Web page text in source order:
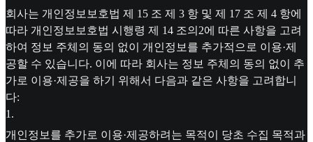
회사는 개인정보보호법 제 15 조 제 3 항 및 제 17 조 제 4 항에
따라 개인정보보호법 시행령 제 14 조의2에 따른 사항을 고려
하여 정보 주체의 동의 없이 개인정보를 추가적으로 이용·제
공할 수 있습니다. 이에 따라 회사는 정보 주체의 동의 없이 추
가로 이용·제공을 하기 위해서 다음과 같은 사항을 고려합니
다:
1 .
개인정보를 추가로 이용·제공하려는 목적이 당초 수집 목적과